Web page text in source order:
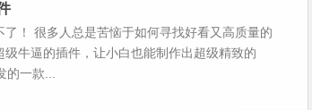
！ 很多人总是苦恼于如何寻找好看又高质量的
牛逼的插件，让小白也能制作出超级精致的
一款...